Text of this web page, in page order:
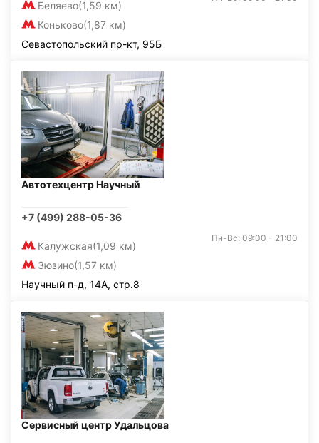
Беляево(1,59 км)
Коньково(1,87 км)
Севастопольский пр-кт, 95Б
Автотехцентр Научный
+7 (499) 288-05-36
Калужская(1,09 км)
Зюзино(1,57 км)
Пн-Вс: 09:00 - 21:00
Научный п-д, 14А, стр.8
Сервисный центр Удальцова